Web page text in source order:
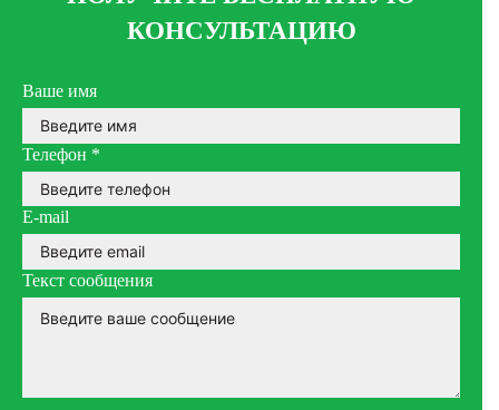
КОНСУЛЬТАЦИЮ
Ваше имя
Телефон *
E-mail
Текст сообщения